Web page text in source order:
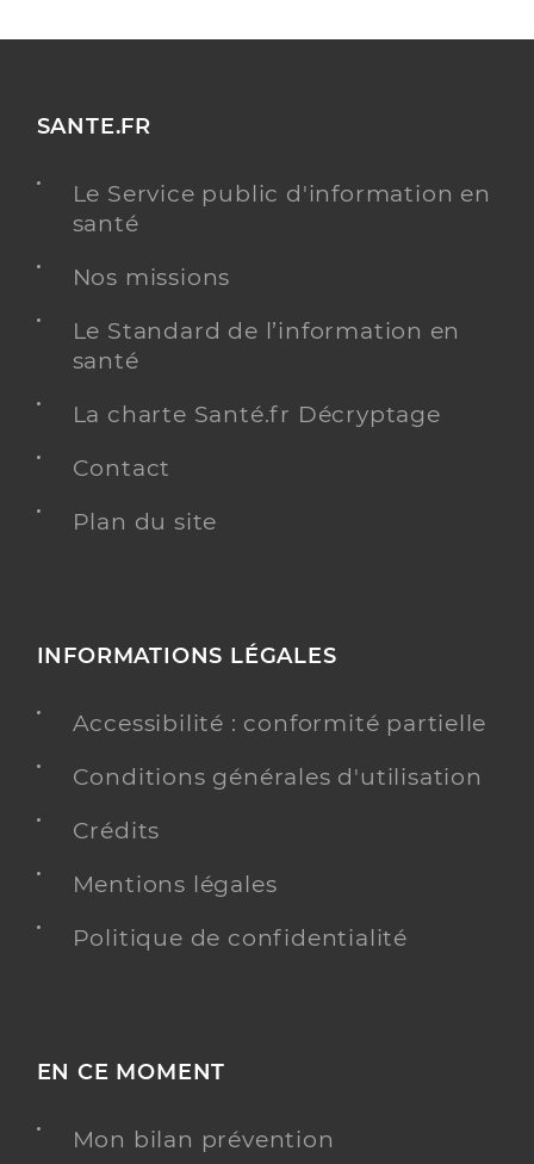
SANTE.FR
Le Service public d'information en
santé
Nos missions
Le Standard de l’information en
santé
La charte Santé.fr Décryptage
Contact
Plan du site
INFORMATIONS LÉGALES
Accessibilité : conformité partielle
Conditions générales d'utilisation
Crédits
Mentions légales
Politique de confidentialité
EN CE MOMENT
Mon bilan prévention